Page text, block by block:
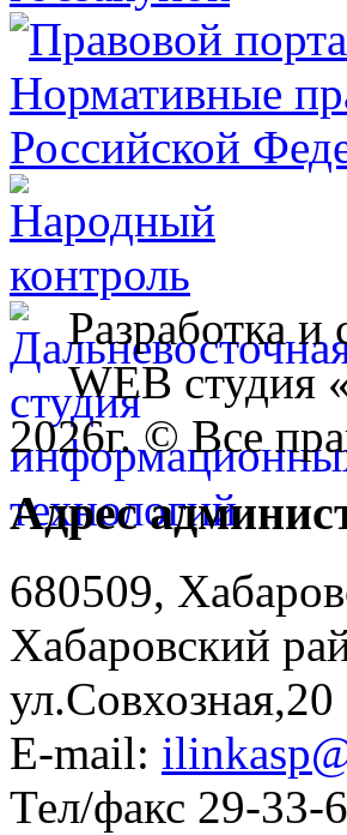
Разработка и
WEB студия
2026г. © Все
Адрес
680509,
Хабаровский
ул.Совхозная,20
E-mail:
Тел/факс 29-33-